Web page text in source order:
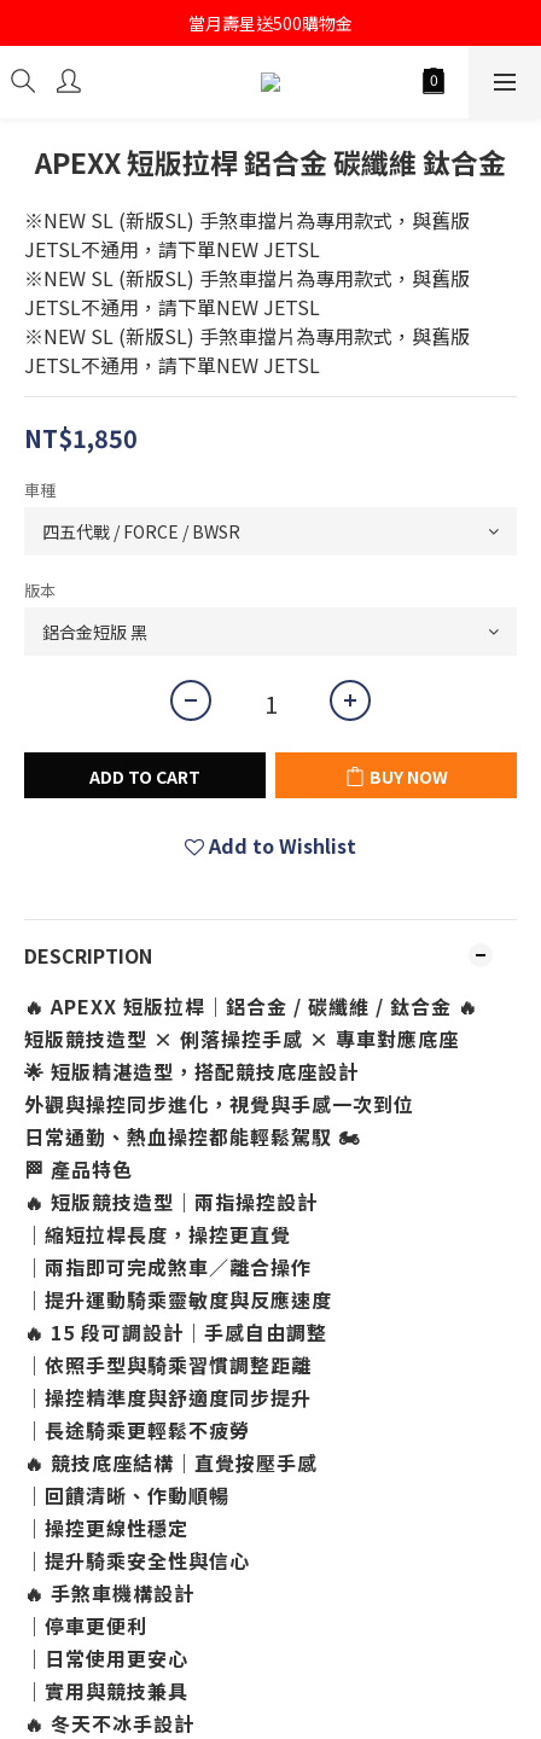
註冊會員即送購物金100
當月壽星送500購物金
註冊會員即送購物金100
APEXX 短版拉桿 鋁合金 碳纖維 鈦合金
※NEW SL (新版SL) 手煞車擋片為專用款式，與舊版
JETSL不通用，請下單NEW JETSL
※NEW SL (新版SL) 手煞車擋片為專用款式，與舊版
JETSL不通用，請下單NEW JETSL
※NEW SL (新版SL) 手煞車擋片為專用款式，與舊版
JETSL不通用，請下單NEW JETSL
NT$1,850
車種
版本
ADD TO CART BUY NOW
Add to Wishlist
DESCRIPTION
🔥 APEXX 短版拉桿｜鋁合金 / 碳纖維 / 鈦合金 🔥
短版競技造型 × 俐落操控手感 × 專車對應底座
🌟 短版精湛造型，搭配競技底座設計
外觀與操控同步進化，視覺與手感一次到位
日常通勤、熱血操控都能輕鬆駕馭 🏍️
🏁 產品特色
🔥 短版競技造型｜兩指操控設計
｜縮短拉桿長度，操控更直覺
｜兩指即可完成煞車／離合操作
｜提升運動騎乘靈敏度與反應速度
🔥 15 段可調設計｜手感自由調整
｜依照手型與騎乘習慣調整距離
｜操控精準度與舒適度同步提升
｜長途騎乘更輕鬆不疲勞
🔥 競技底座結構｜直覺按壓手感
｜回饋清晰、作動順暢
｜操控更線性穩定
｜提升騎乘安全性與信心
🔥 手煞車機構設計
｜停車更便利
｜日常使用更安心
｜實用與競技兼具
🔥 冬天不冰手設計